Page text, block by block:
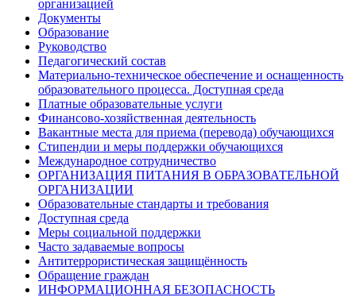
организацией
Документы
Образование
Руководство
Педагогический состав
Материально-техническое обеспечение и оснащенность
образовательного процесса. Доступная среда
Платные образовательные услуги
Финансово-хозяйственная деятельность
Вакантные места для приема (перевода) обучающихся
Стипендии и меры поддержки обучающихся
Международное сотрудничество
ОРГАНИЗАЦИЯ ПИТАНИЯ В ОБРАЗОВАТЕЛЬНОЙ
ОРГАНИЗАЦИИ
Образовательные стандарты и требования
Доступная среда
Меры социальной поддержки
Часто задаваемые вопросы
Антитеррористическая защищённость
Обращение граждан
ИНФОРМАЦИОННАЯ БЕЗОПАСНОСТЬ